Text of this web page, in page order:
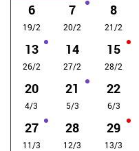
6
19/2
7
20/2
8
21/2
13
26/2
14
27/2
15
28/2
20
4/3
21
5/3
22
6/3
27
11/3
28
12/3
29
13/3